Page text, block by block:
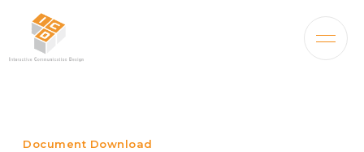
Document Download